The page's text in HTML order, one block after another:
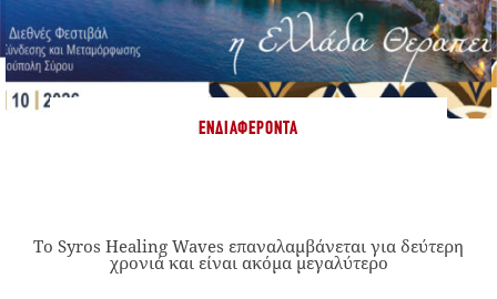
ΕΝΔΙΑΦΈΡΟΝΤΑ
Το Syros Healing Waves επαναλαμβάνεται για δεύτερη
χρονιά και είναι ακόμα μεγαλύτερο